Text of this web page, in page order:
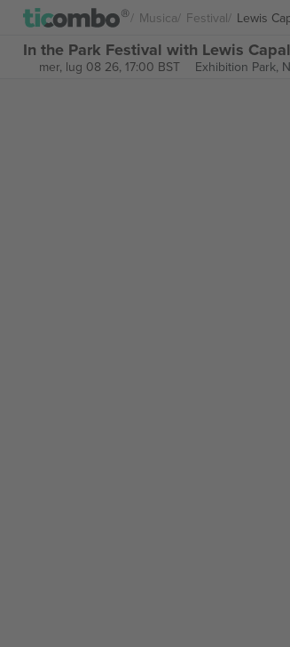
Musica Festival Lewis
In the Park Festival with Lewis
mer, lug 08 26, 17:00 BST Exhibition Park,